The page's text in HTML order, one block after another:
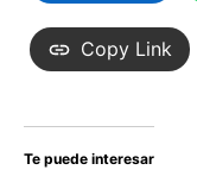
Copy Link
Te puede interesar